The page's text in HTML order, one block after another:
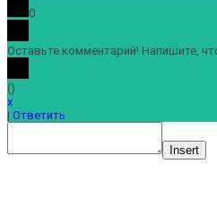
0
Оставьте комментарий! Напишите,
()
x
| Ответить
Insert